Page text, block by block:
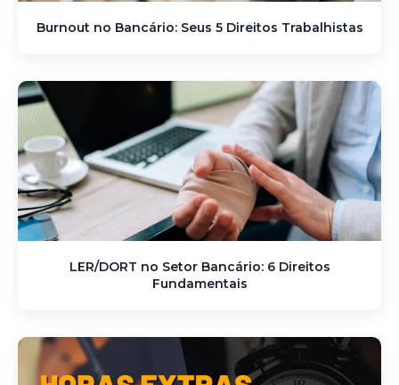
Burnout no Bancário: Seus 5 Direitos Trabalhistas
LER/DORT no Setor Bancário: 6 Direitos
Fundamentais